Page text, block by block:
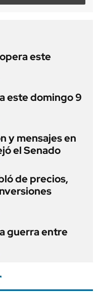
este
este domingo 9
y mensajes en
el Senado
de precios,
guerra entre